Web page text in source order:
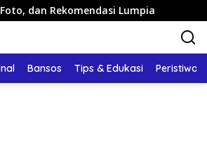
Lumpia Panduan
Bansos Tips & Edukasi Peristiwa